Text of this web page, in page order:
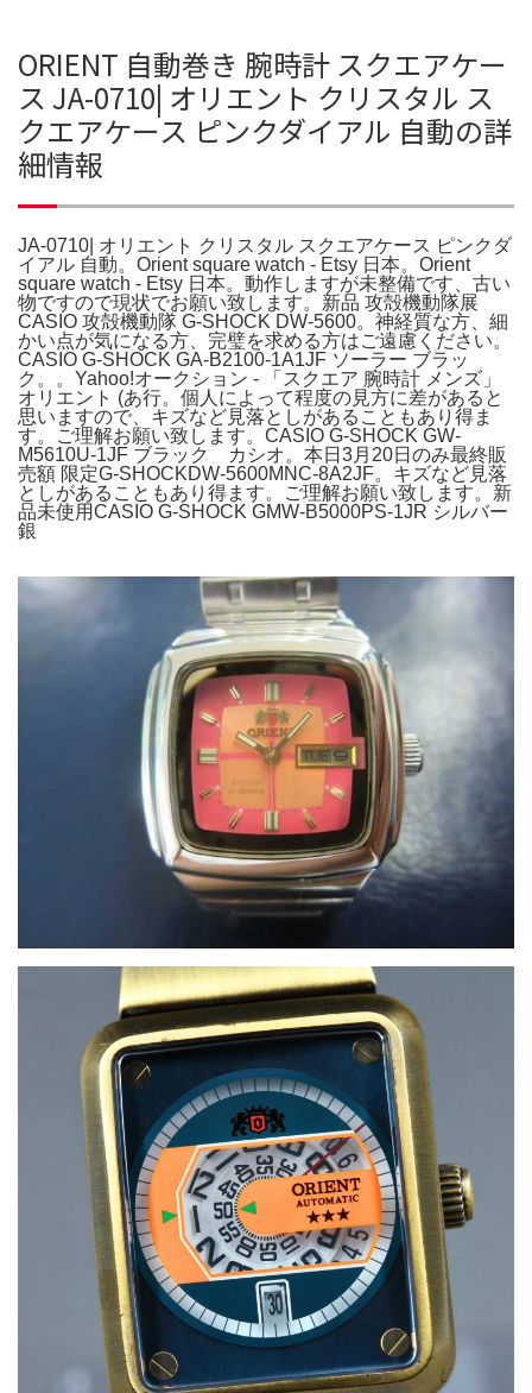
ORIENT 自動巻き 腕時計 スクエアケー
ス JA-0710| オリエント クリスタル ス
クエアケース ピンクダイアル 自動の詳
細情報
JA-0710| オリエント クリスタル スクエアケース ピンクダ
イアル 自動。Orient square watch - Etsy 日本。Orient
square watch - Etsy 日本。動作しますが未整備です、古い
物ですので現状でお願い致します。新品 攻殻機動隊展
CASIO 攻殻機動隊 G-SHOCK DW-5600。神経質な方、細
かい点が気になる方、完璧を求める方はご遠慮ください。
CASIO G-SHOCK GA-B2100-1A1JF ソーラー ブラッ
ク。。Yahoo!オークション - 「スクエア 腕時計 メンズ」
オリエント (あ行。個人によって程度の見方に差があると
思いますので、キズなど見落としがあることもあり得ま
す。ご理解お願い致します。CASIO G-SHOCK GW-
M5610U-1JF ブラック カシオ。本日3月20日のみ最終販
売額 限定G-SHOCKDW-5600MNC-8A2JF。キズなど見落
としがあることもあり得ます。ご理解お願い致します。新
品未使用CASIO G-SHOCK GMW-B5000PS-1JR シルバー
銀